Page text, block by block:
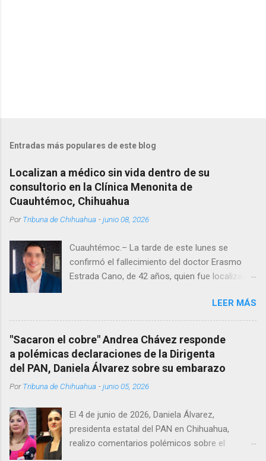
Entradas más populares de este blog
Localizan a médico sin vida dentro de su
consultorio en la Clínica Menonita de
Cuauhtémoc, Chihuahua
PorTribuna de Chihuahua -junio 08, 2026
Cuauhtémoc.– La tarde de este lunes se
confirmó el fallecimiento del doctor Erasmo
Estrada Cano, de 42 años, quien fue localizado
Menonita, ubicada en el kilómetro 10 del
Corredor Comercial. Según reportes el médico
se habría quitado la vida mientras permanecía
encerrado en el consultorio, por lo que
autoridades tuvieron que derribar la puerta,
Estrada, quien se desempeñó como presidente
un médico reconocido en la región.
LEER MÁS
"Sacaron el cobre" Andrea Chávez responde
a polémicas declaraciones de la Dirigenta
del PAN, Daniela Álvarez sobre su embarazo
PorTribuna de Chihuahua -junio 05, 2026
El 4 de junio de 2026, Daniela Álvarez,
presidenta estatal del PAN en Chihuahua,
realizo comentarios polémicos sobre el